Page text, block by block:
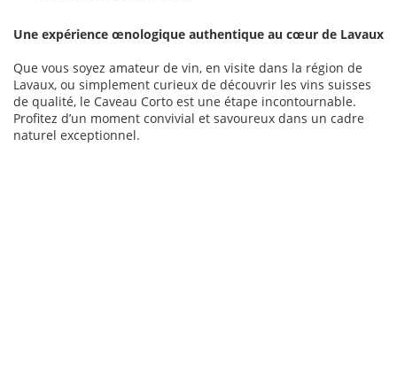
Une expérience œnologique authentique au cœur de Lavaux
Que vous soyez amateur de vin, en visite dans la région de
Lavaux, ou simplement curieux de découvrir les vins suisses
de qualité, le Caveau Corto est une étape incontournable.
Profitez d’un moment convivial et savoureux dans un cadre
naturel exceptionnel.